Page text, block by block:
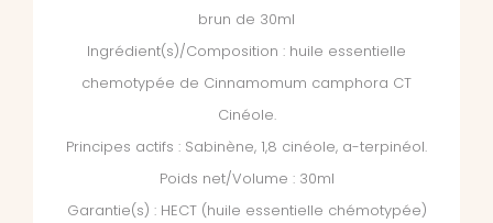
brun de 30ml
Ingrédient(s)/Composition : huile essentielle
chemotypée de Cinnamomum camphora CT
Cinéole.
Principes actifs : Sabinène, 1,8 cinéole, a-terpinéol.
Poids net/Volume : 30ml
Garantie(s) : HECT (huile essentielle chémotypée)